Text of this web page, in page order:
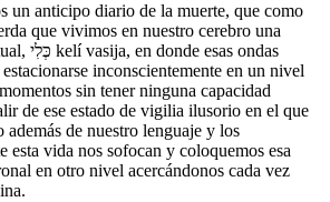
un anticipo diario de la muerte, que como
que vivimos en nuestro cerebro una
especie de realidad virtual, כְּלִי kelí vasija, en donde esas ondas
inconscientemente en un nivel
sin tener ninguna capacidad
de ese estado de vigilia ilusorio en el que
además de nuestro lenguaje y los
esta vida nos sofocan y coloquemos esa
en otro nivel acercándonos cada vez